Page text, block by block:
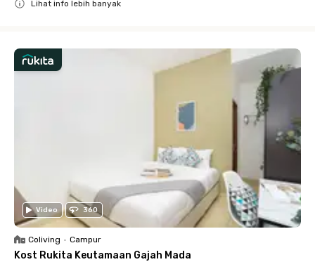
Lihat info lebih banyak
Video 360
Coliving • Campur
Kost Rukita Keutamaan Gajah Mada